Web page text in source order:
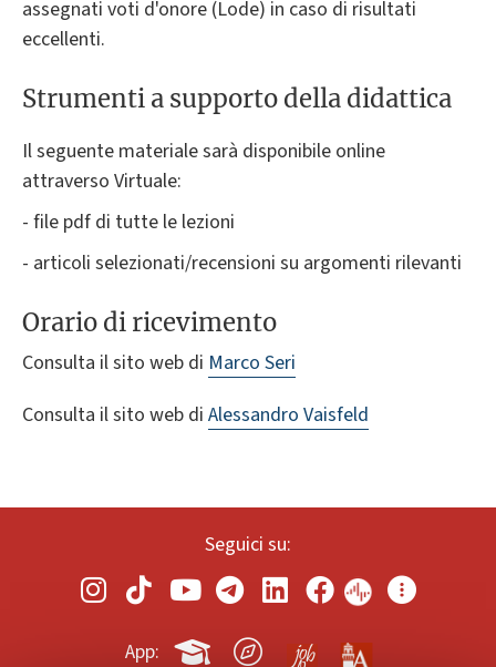
assegnati voti d'onore (Lode) in caso di risultati
eccellenti.
Strumenti a supporto della didattica
Il seguente materiale sarà disponibile online
attraverso Virtuale:
- file pdf di tutte le lezioni
- articoli selezionati/recensioni su argomenti rilevanti
Orario di ricevimento
Consulta il sito web di Marco Seri
Consulta il sito web di Alessandro Vaisfeld
Seguici su:
App: